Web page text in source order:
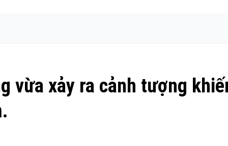
vừa xảy ra cảnh tượng